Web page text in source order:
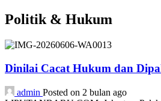
Politik & Hukum
Dinilai Cacat Hukum dan
admin Posted on 2 bulan ago